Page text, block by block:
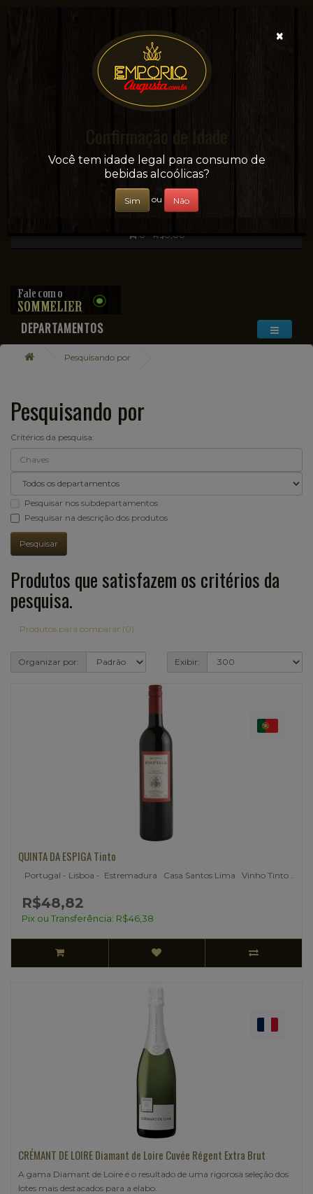
Sua conveniência e adega on-line!
0 - R$0,00
DEPARTAMENTOS
Pesquisando por
Pesquisando por
Critérios da pesquisa:
Pesquisar nos subdepartamentos
Pesquisar na descrição dos produtos
Produtos que satisfazem os critérios da
pesquisa.
Produtos para comparar (0)
Organizar por: Exibir:
QUINTA DA ESPIGA Tinto
Portugal - Lisboa - Estremadura Casa Santos Lima Vinho Tinto ..
R$48,82
Pix ou Transferência: R$46,38
CRÉMANT DE LOIRE Diamant de Loire Cuvée Régent Extra Brut
A gama Diamant de Loire é o resultado de uma rigorosa seleção dos
lotes mais destacados para a elabo..
×
Confirmação de Idade
Você tem idade legal para consumo de
bebidas alcoólicas?
Sim ou Não